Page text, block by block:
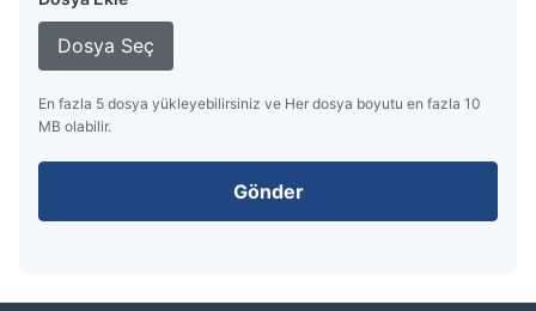
Dosya Seç
En fazla 5 dosya yükleyebilirsiniz ve Her dosya boyutu en fazla 10
MB olabilir.
Gönder